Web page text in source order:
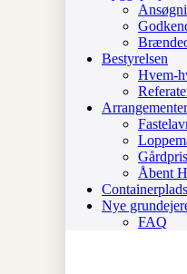
Bestyrelsen
Hvem-
Arrangementer
Åbent
Nye
FAQ